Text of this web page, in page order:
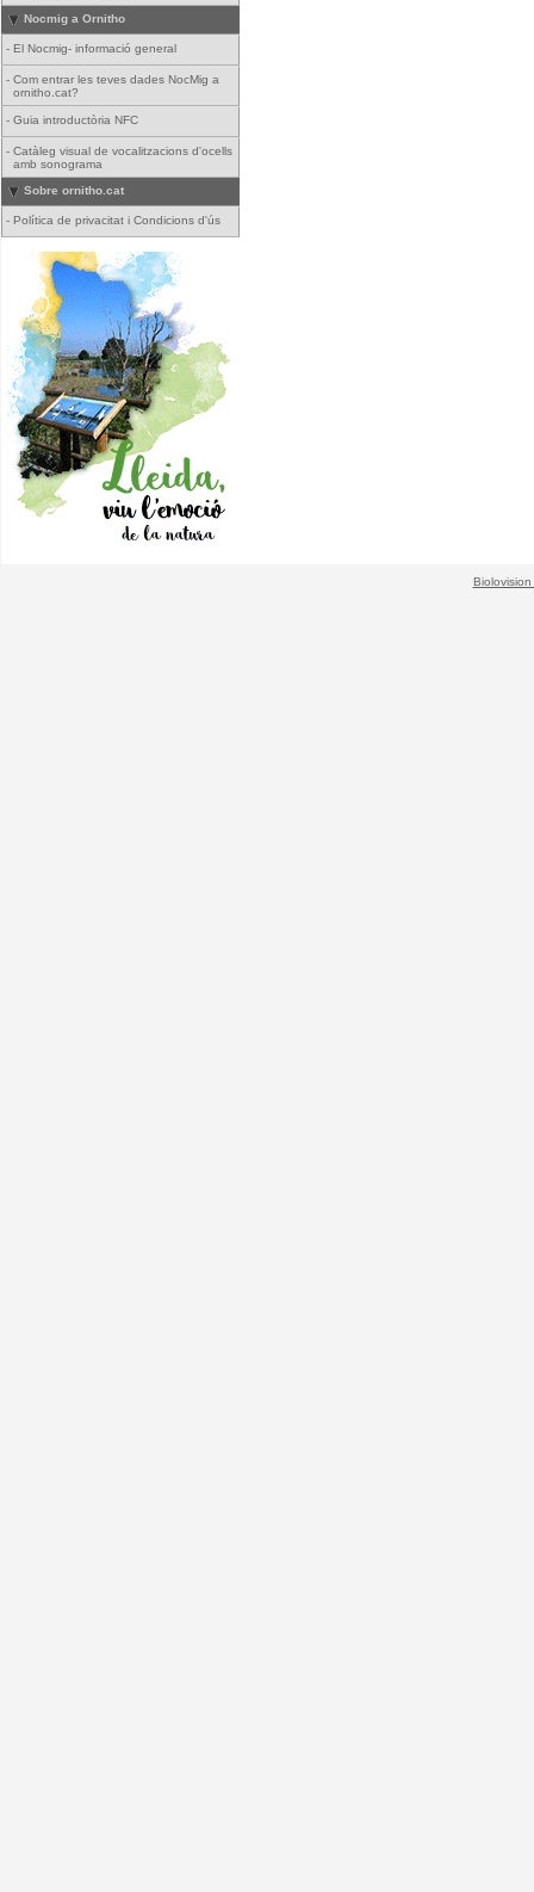
Nocmig a Ornitho
- El Nocmig- informació general
- Com entrar les teves dades NocMig a
ornitho.cat?
- Guia introductòria NFC
- Catàleg visual de vocalitzacions d'ocells
amb sonograma
Sobre ornitho.cat
- Política de privacitat i Condicions d'ús
Biolovision